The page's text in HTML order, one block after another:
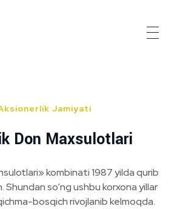
Jamiyati
Don Maxsulotlari
kombinati 1987 yilda qurib
Shundan so‘ng ushbu korxona yillar
bosqich rivojlanib kelmoqda.